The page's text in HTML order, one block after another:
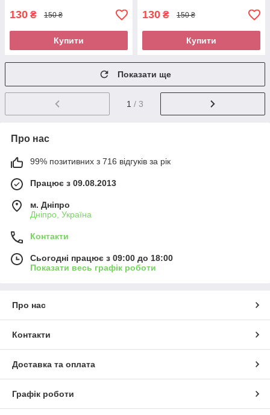
130 ₴ 150 ₴
Купити
130 ₴ 150 ₴
Купити
Показати ще
1 / 3
Про нас
99% позитивних з 716 відгуків за рік
Працює з 09.08.2013
м. Дніпро
Дніпро, Україна
Контакти
Сьогодні працює з 09:00 до 18:00
Показати весь графік роботи
Про нас
Контакти
Доставка та оплата
Графік роботи